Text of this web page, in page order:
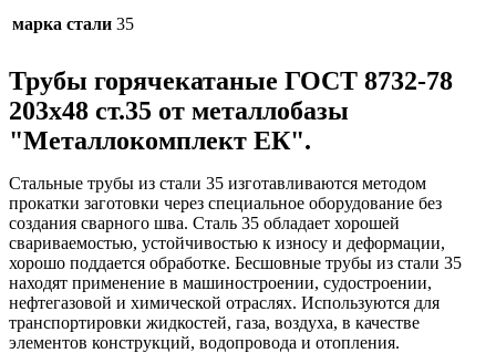
марка стали 35
Трубы горячекатаные ГОСТ 8732-78
203x48 ст.35 от металлобазы
"Металлокомплект ЕК".
Стальные трубы из стали 35 изготавливаются методом
прокатки заготовки через специальное оборудование без
создания сварного шва. Сталь 35 обладает хорошей
свариваемостью, устойчивостью к износу и деформации,
хорошо поддается обработке. Бесшовные трубы из стали 35
находят применение в машиностроении, судостроении,
нефтегазовой и химической отраслях. Используются для
транспортировки жидкостей, газа, воздуха, в качестве
элементов конструкций, водопровода и отопления.